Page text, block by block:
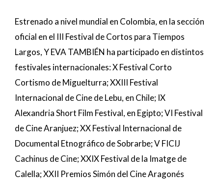
Estrenado a nivel mundial en Colombia, en la sección
oficial en el III Festival de Cortos para Tiempos
Largos, Y EVA TAMBIÉN ha participado en distintos
festivales internacionales: X Festival Corto
Cortismo de Miguelturra; XXIII Festival
Internacional de Cine de Lebu, en Chile; IX
Alexandria Short Film Festival, en Egipto; VI Festival
de Cine Aranjuez; XX Festival Internacional de
Documental Etnográfico de Sobrarbe; V FICIJ
Cachinus de Cine; XXIX Festival de la Imatge de
Calella; XXII Premios Simón del Cine Aragonés